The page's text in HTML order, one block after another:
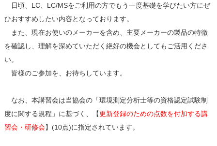
日頃、LC、LC/MSをご利用の方でもう一度基礎を学びたい方にぜ
ひおすすめしたい内容となっております。
また、現在お使いのメーカーを含め、主要メーカーの製品の特徴
を確認し、理解を深めていただく絶好の機会としてもご活用くださ
い。
皆様のご参加を、お待ちしています。
なお、本講習会は当協会の「環境測定分析士等の資格認定試験制
度に関する規程」に基づく、【更新登録のための点数を付加する講
習会・研修会】(10点)に指定されています。